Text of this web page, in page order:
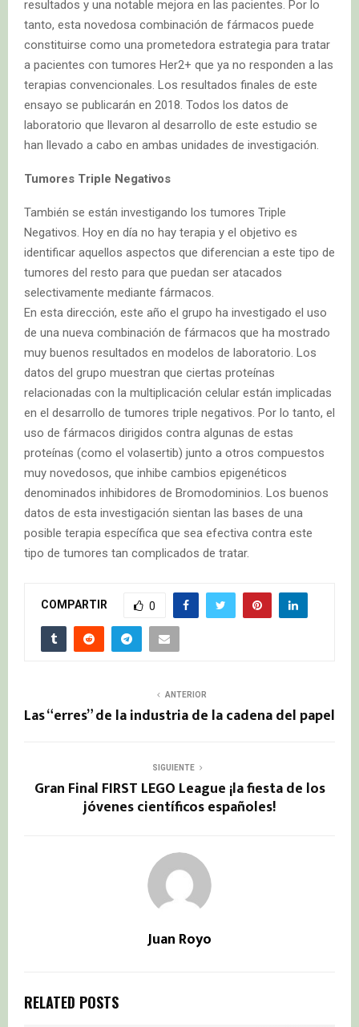
resultados y una notable mejora en las pacientes. Por lo
tanto, esta novedosa combinación de fármacos puede
constituirse como una prometedora estrategia para tratar
a pacientes con tumores Her2+ que ya no responden a las
terapias convencionales. Los resultados finales de este
ensayo se publicarán en 2018. Todos los datos de
laboratorio que llevaron al desarrollo de este estudio se
han llevado a cabo en ambas unidades de investigación.
Tumores Triple Negativos
También se están investigando los tumores Triple
Negativos. Hoy en día no hay terapia y el objetivo es
identificar aquellos aspectos que diferencian a este tipo de
tumores del resto para que puedan ser atacados
selectivamente mediante fármacos.
En esta dirección, este año el grupo ha investigado el uso
de una nueva combinación de fármacos que ha mostrado
muy buenos resultados en modelos de laboratorio. Los
datos del grupo muestran que ciertas proteínas
relacionadas con la multiplicación celular están implicadas
en el desarrollo de tumores triple negativos. Por lo tanto, el
uso de fármacos dirigidos contra algunas de estas
proteínas (como el volasertib) junto a otros compuestos
muy novedosos, que inhibe cambios epigenéticos
denominados inhibidores de Bromodominios. Los buenos
datos de esta investigación sientan las bases de una
posible terapia específica que sea efectiva contra este
tipo de tumores tan complicados de tratar.
COMPARTIR 0
ANTERIOR
Las “erres” de la industria de la cadena del papel
SIGUIENTE
Gran Final FIRST LEGO League ¡la fiesta de los
jóvenes científicos españoles!
Juan Royo
RELATED POSTS